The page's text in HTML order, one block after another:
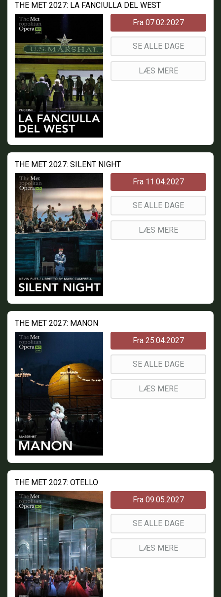
THE MET 2027: LA FANCIULLA DEL WEST
Fra 07.02.2027
SE ALLE DAGE
LÆS MERE
THE MET 2027: SILENT NIGHT
Fra 11.04.2027
SE ALLE DAGE
LÆS MERE
THE MET 2027: MANON
Fra 25.04.2027
SE ALLE DAGE
LÆS MERE
THE MET 2027: OTELLO
Fra 09.05.2027
SE ALLE DAGE
LÆS MERE